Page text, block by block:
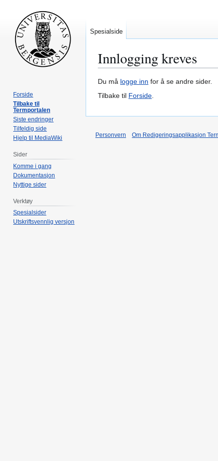
Innlogging kreves
Hopp
til
Hopp
til
Du må logge inn for å se andre sider.
Tilbake til Forside.
Spesialside
Forside
Tilbake til
Termportalen
Siste endringer
Tilfeldig side
Hjelp til MediaWiki
Sider
Komme i gang
Dokumentasjon
Nyttige sider
Verktøy
Spesialsider
Utskriftsvennlig versjon
Personvern Om Redigeringsapplikasjon